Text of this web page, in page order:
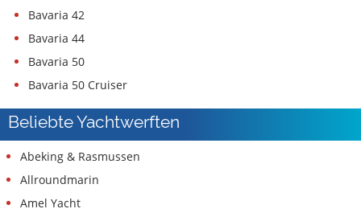
Bavaria 42
Bavaria 44
Bavaria 50
Bavaria 50 Cruiser
Beliebte Yachtwerften
Abeking & Rasmussen
Allroundmarin
Amel Yacht